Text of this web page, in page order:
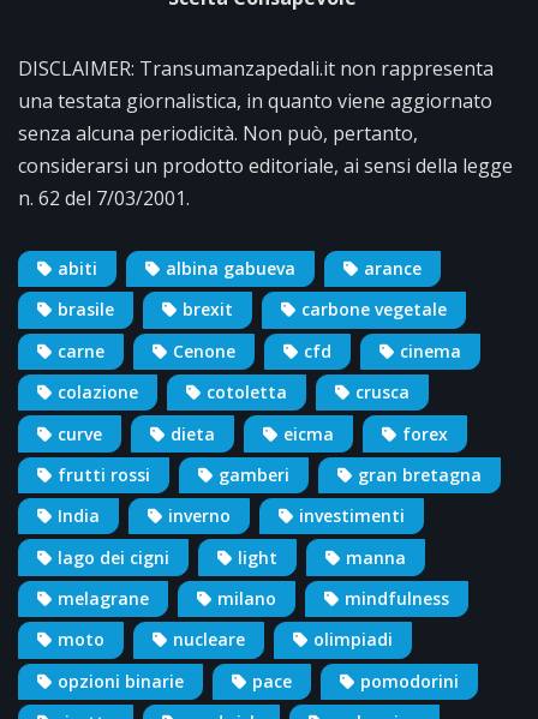
DISCLAIMER: Transumanzapedali.it non rappresenta
una testata giornalistica, in quanto viene aggiornato
senza alcuna periodicità. Non può, pertanto,
considerarsi un prodotto editoriale, ai sensi della legge
n. 62 del 7/03/2001.
abiti albina gabueva
arance
brasile
brexit
carbone vegetale
carne
Cenone cfd
cinema
colazione
cotoletta
crusca
curve
dieta eicma
forex
frutti rossi
gamberi
gran bretagna
India
inverno
investimenti
lago dei cigni
light
manna
melagrane
milano
mindfulness
moto
nucleare
olimpiadi
opzioni binarie
pace
pomodorini